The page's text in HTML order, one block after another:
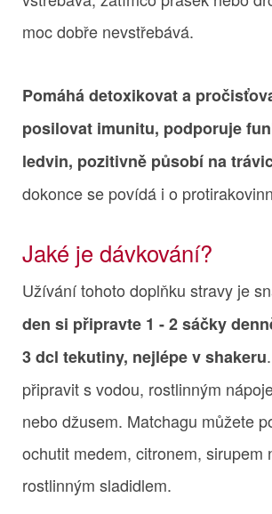
moc dobře nevstřebává.
Pomáhá detoxikovat a
posilovat imunitu, podporuje
ledvin, pozitivně působí na
dokonce se povídá i o
Jaké je dávkování?
Užívání tohoto doplňku stravy je
den si připravte 1 - 2 sáčky
3 dcl tekutiny, nejlépe v shakeru
připravit s vodou, rostlinným
nebo džusem. Matchagu můžete
ochutit medem, citronem, sirupem
rostlinným sladidlem.